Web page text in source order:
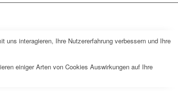
interagieren, Ihre Nutzererfahrung verbessern und Ihre
einiger Arten von Cookies Auswirkungen auf Ihre